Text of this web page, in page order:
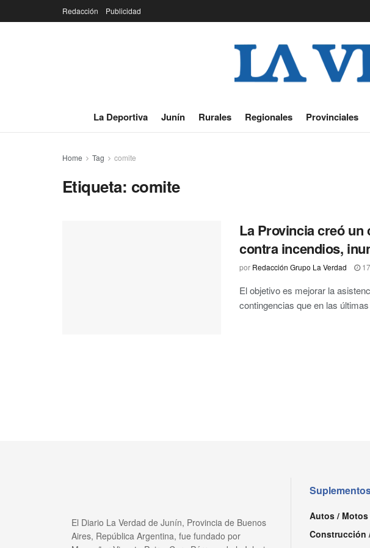
Redacción Publicidad
La Deportiva Junín Rurales Regionales Provinciales
Home Tag comite
Etiqueta: comite
La Provincia creó
contra incendios,
por Redacción Grupo La Verdad
El objetivo es mejorar la
contingencias que en las
El Diario La Verdad de Junín, Provincia de Buenos
Aires, República Argentina, fue fundado por
Autos / Motos
Construcción